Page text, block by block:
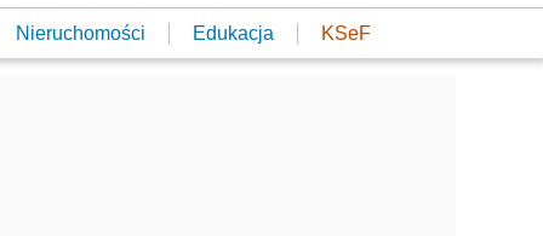
Nieruchomości Edukacja KSeF